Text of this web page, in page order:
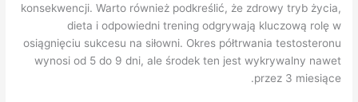
konsekwencji. Warto również podkreślić, że zdrowy tryb życia,
dieta i odpowiedni trening odgrywają kluczową rolę w
osiągnięciu sukcesu na siłowni. Okres półtrwania testosteronu
wynosi od 5 do 9 dni, ale środek ten jest wykrywalny nawet
przez 3 miesiące.